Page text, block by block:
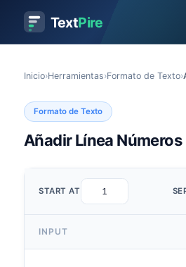
TextPire
Inicio›Herramientas›Formato de Texto›
Formato de Texto
Añadir Línea Números
START AT
INPUT